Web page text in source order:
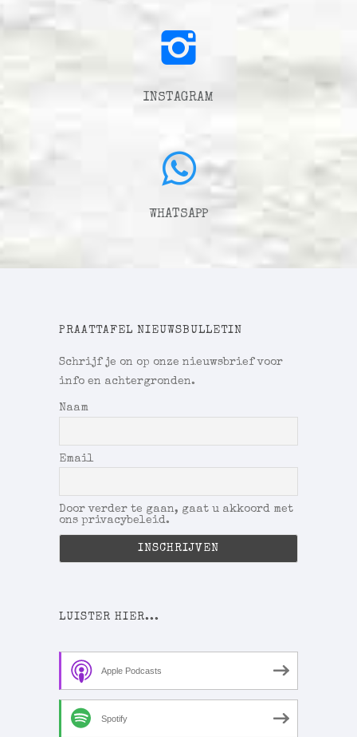
INSTAGRAM
WHATSAPP
PRAATTAFEL NIEUWSBULLETIN
Schrijf je on op onze nieuwsbrief voor
info en achtergronden.
Naam
Email
Door verder te gaan, gaat u akkoord met
ons privacybeleid.
LUISTER HIER...
Apple Podcasts
Spotify